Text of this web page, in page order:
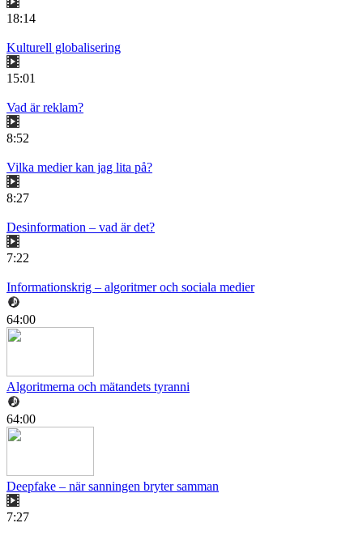
18:14
Kulturell globalisering
15:01
Vad är reklam?
8:52
Vilka medier kan jag lita på?
8:27
Desinformation – vad är det?
7:22
Informationskrig – algoritmer och sociala medier
64:00
Algoritmerna och mätandets tyranni
64:00
Deepfake – när sanningen bryter samman
7:27